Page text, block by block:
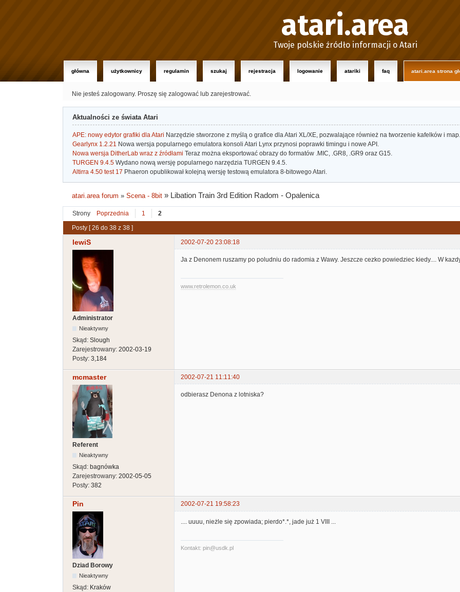
atari.area
Twoje polskie źródło informacji o Atari
główna użytkownicy regulamin szukaj rejestracja logowanie atariki faq atari.area strona
Nie jesteś zalogowany. Proszę się zalogować lub zarejestrować.
Aktualności ze świata Atari
APE: nowy edytor grafiki dla Atari Narzędzie stworzone z myślą o grafice dla Atari XL/XE, pozwalające również na tworzenie kafelków i map.
Gearlynx 1.2.21 Nowa wersja popularnego emulatora konsoli Atari Lynx przynosi poprawki timingu i nowe API.
Nowa wersja DitherLab wraz z źródłami Teraz można eksportować obrazy do formatów .MIC, .GR8, .GR9 oraz G15.
TURGEN 9.4.5 Wydano nową wersję popularnego narzędzia TURGEN 9.4.5.
Altirra 4.50 test 17 Phaeron opublikował kolejną wersję testową emulatora 8-bitowego Atari.
atari.area forum »Scena - 8bit » Libation Train 3rd Edition Radom - Opalenica
Strony Poprzednia 1 2
Posty [ 26 do 38 z 38 ]
lewiS 2002-07-20 23:08:18
Administrator
Nieaktywny
Skąd: Slough
Zarejestrowany: 2002-03-19
Posty: 3,184
Ja z Denonem ruszamy po poludniu do radomia z Wawy. Jeszcze cezko powiedziec kiedy.... W
www.retrolemon.co.uk
mcmaster 2002-07-21 11:11:40
Referent
Nieaktywny
Skąd: bagnówka
Zarejestrowany: 2002-05-05
Posty: 382
odbierasz Denona z lotniska?
Pin 2002-07-21 19:58:23
Dziad Borowy
Nieaktywny
Skąd: Kraków
.... uuuu, nieżle się zpowiada; pierdo*.*, jade już 1 VIII ...
Kontakt: pin@usdk.pl